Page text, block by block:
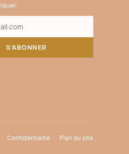
S’ABONNER
Confidentialité Plan du site